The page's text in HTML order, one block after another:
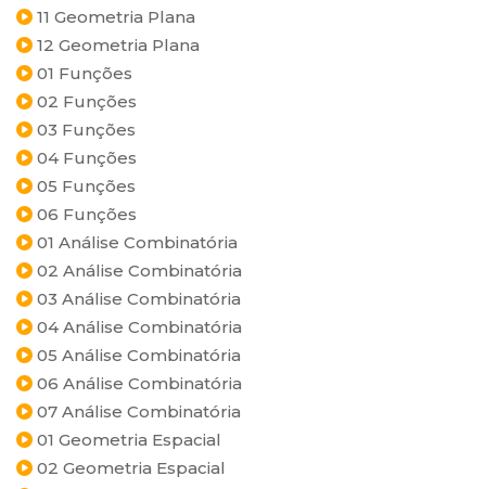
11 Geometria Plana
12 Geometria Plana
01 Funções
02 Funções
03 Funções
04 Funções
05 Funções
06 Funções
01 Análise Combinatória
02 Análise Combinatória
03 Análise Combinatória
04 Análise Combinatória
05 Análise Combinatória
06 Análise Combinatória
07 Análise Combinatória
01 Geometria Espacial
02 Geometria Espacial